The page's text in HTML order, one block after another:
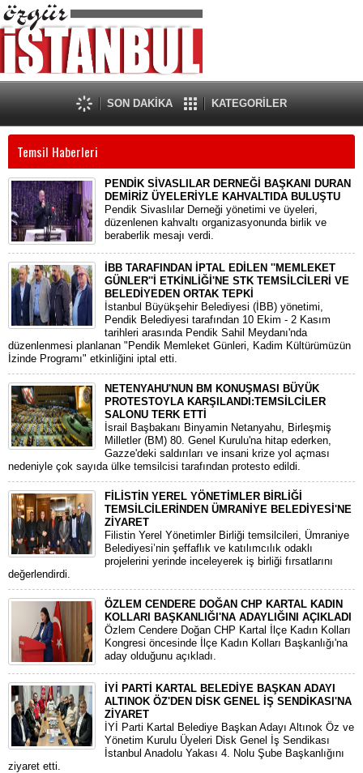
SON DAKİKA KATEGORİLER
Temsil Haberleri
PENDİK SİVASLILAR DERNEĞİ BAŞKANI DURAN
DEMİRİZ ÜYELERİYLE KAHVALTIDA BULUŞTU
​Pendik Sivaslılar Derneği yönetimi ve üyeleri,
düzenlenen kahvaltı organizasyonunda birlik ve
beraberlik mesajı verdi.
İBB TARAFINDAN İPTAL EDİLEN ''MEMLEKET
GÜNLER''İ ETKİNLİĞİ'NE STK TEMSİLCİLERİ VE
BELEDİYEDEN ORTAK TEPKİ
İstanbul Büyükşehir Belediyesi (İBB) yönetimi,
Pendik Belediyesi tarafından 10 Ekim - 2 Kasım
tarihleri arasında Pendik Sahil Meydanı'nda
düzenlenmesi planlanan "Pendik Memleket Günleri, Kadim Kültürümüzün
İzinde Programı" etkinliğini iptal etti.
NETENYAHU'NUN BM KONUŞMASI BÜYÜK
PROTESTOYLA KARŞILANDI:TEMSİLCİLER
SALONU TERK ETTİ
İsrail Başbakanı Binyamin Netanyahu, Birleşmiş
Milletler (BM) 80. Genel Kurulu'na hitap ederken,
Gazze'deki saldırıları ve insani krize yol açması
nedeniyle çok sayıda ülke temsilcisi tarafından protesto edildi.
FİLİSTİN YEREL YÖNETİMLER BİRLİĞİ
TEMSİLCİLERİNDEN ÜMRANİYE BELEDİYESİ'NE
ZİYARET
Filistin Yerel Yönetimler Birliği temsilcileri, Ümraniye
Belediyesi’nin şeffaflık ve katılımcılık odaklı
projelerini yerinde inceleyerek iş birliği fırsatlarını
değerlendirdi.
ÖZLEM CENDERE DOĞAN CHP KARTAL KADIN
KOLLARI BAŞKANLIĞI'NA ADAYLIĞINI AÇIKLADI
Özlem Cendere Doğan CHP Kartal İlçe Kadın Kolları
Kongresi öncesinde İlçe Kadın Kolları Başkanlığı'na
aday olduğunu açıkladı.
İYİ PARTİ KARTAL BELEDİYE BAŞKAN ADAYI
ALTINOK ÖZ'DEN DİSK GENEL İŞ SENDİKASI'NA
ZİYARET
İYİ Parti Kartal Belediye Başkan Adayı Altınok Öz ve
Yönetim Kurulu Üyeleri Disk Genel İş Sendikası
İstanbul Anadolu Yakası 4. Nolu Şube Başkanlığını
ziyaret etti.